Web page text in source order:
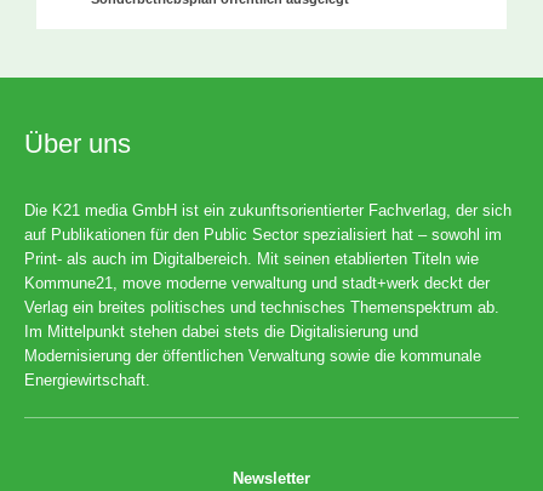
Über uns
Die K21 media GmbH ist ein zukunftsorientierter Fachverlag, der sich
auf Publikationen für den Public Sector spezialisiert hat – sowohl im
Print- als auch im Digitalbereich. Mit seinen etablierten Titeln wie
Kommune21, move moderne verwaltung und stadt+werk deckt der
Verlag ein breites politisches und technisches Themenspektrum ab.
Im Mittelpunkt stehen dabei stets die Digitalisierung und
Modernisierung der öffentlichen Verwaltung sowie die kommunale
Energiewirtschaft.
Newsletter